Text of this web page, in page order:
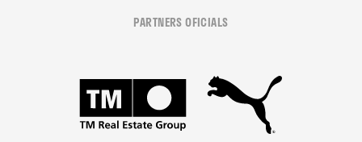
PARTNERS OFICIALS